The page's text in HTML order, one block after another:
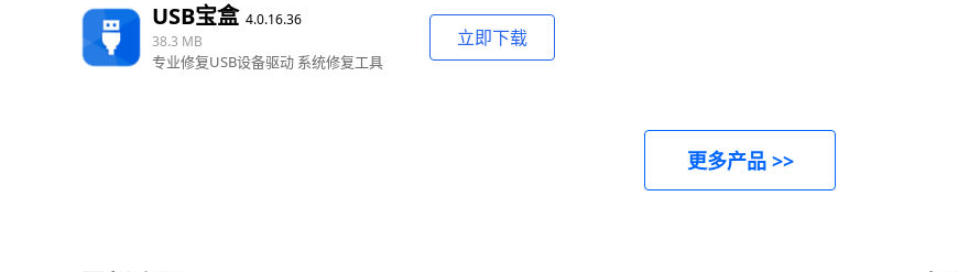
USB宝盒 4.0.16.36
38.3 MB
专业修复USB设备驱动 系统修复工具
立即下载
更多产品 >>